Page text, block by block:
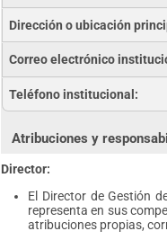
Dirección o ubicación
Correo electrónico
Teléfono institucional:
Atribuciones y
Director:
El Director de Gestión
representa en sus
atribuciones propias,